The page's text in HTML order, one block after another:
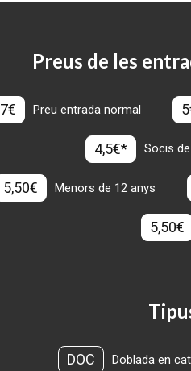
Preus de les
7€ Preu entrada normal
4,5€* Socis
5,50€ Menors de 12 anys
5,50€
DOC Doblada en